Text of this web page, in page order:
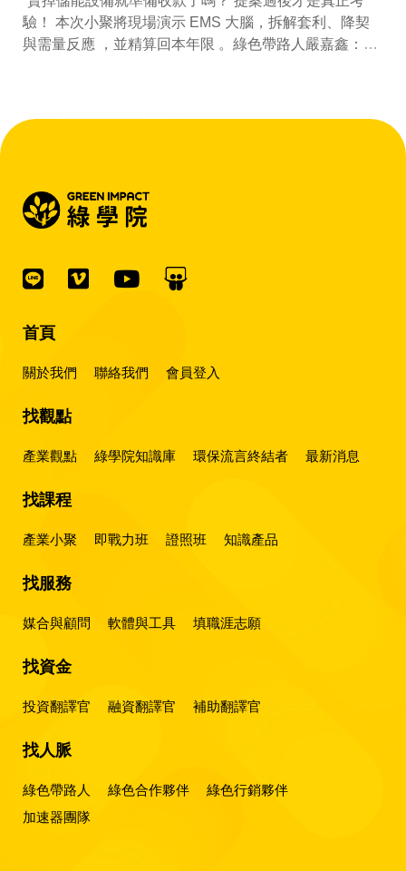
驗！ 本次小聚將現場演示 EMS 大腦，拆解套利、降契
與需量反應 ，並精算回本年限 。綠色帶路人嚴嘉鑫：
首頁
關於我們 聯絡我們 會員登入
找觀點
產業觀點 綠學院知識庫 環保流言終結者 最新消息
找課程
產業小聚 即戰力班 證照班 知識產品
找服務
媒合與顧問 軟體與工具 填職涯志願
找資金
投資翻譯官 融資翻譯官 補助翻譯官
找人脈
綠色帶路人 綠色合作夥伴
綠色行銷夥伴
加速器團隊